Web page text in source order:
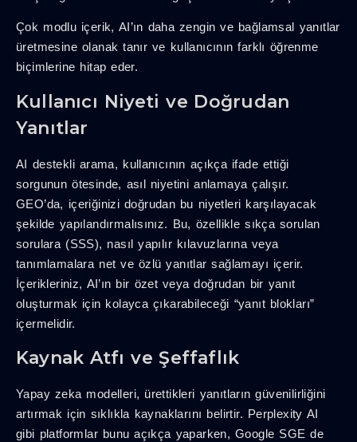
Çok modlu içerik, AI’ın daha zengin ve bağlamsal yanıtlar
üretmesine olanak tanır ve kullanıcının farklı öğrenme
biçimlerine hitap eder.
Kullanıcı Niyeti ve Doğrudan
Yanıtlar
AI destekli arama, kullanıcının açıkça ifade ettiği
sorgunun ötesinde, asıl niyetini anlamaya çalışır.
GEO’da, içeriğinizi doğrudan bu niyetleri karşılayacak
şekilde yapılandırmalısınız. Bu, özellikle sıkça sorulan
sorulara (SSS), nasıl yapılır kılavuzlarına veya
tanımlamalara net ve özlü yanıtlar sağlamayı içerir.
İçerikleriniz, AI’ın bir özet veya doğrudan bir yanıt
oluşturmak için kolayca çıkarabileceği “yanıt blokları”
içermelidir.
Kaynak Atfı ve Şeffaflık
Yapay zeka modelleri, ürettikleri yanıtların güvenilirliğini
artırmak için sıklıkla kaynaklarını belirtir. Perplexity AI
gibi platformlar bunu açıkça yaparken, Google SGE de